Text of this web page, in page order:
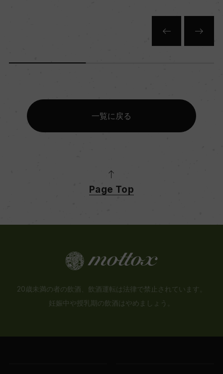
一覧に戻る
Page Top
20歳未満の者の飲酒、飲酒運転は法律で禁止されています。
妊娠中や授乳期の飲酒はやめましょう。